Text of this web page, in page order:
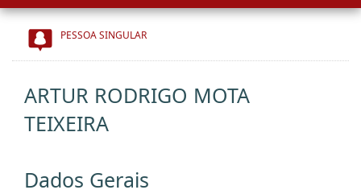
PESSOA SINGULAR
ARTUR RODRIGO MOTA
TEIXEIRA
Dados Gerais